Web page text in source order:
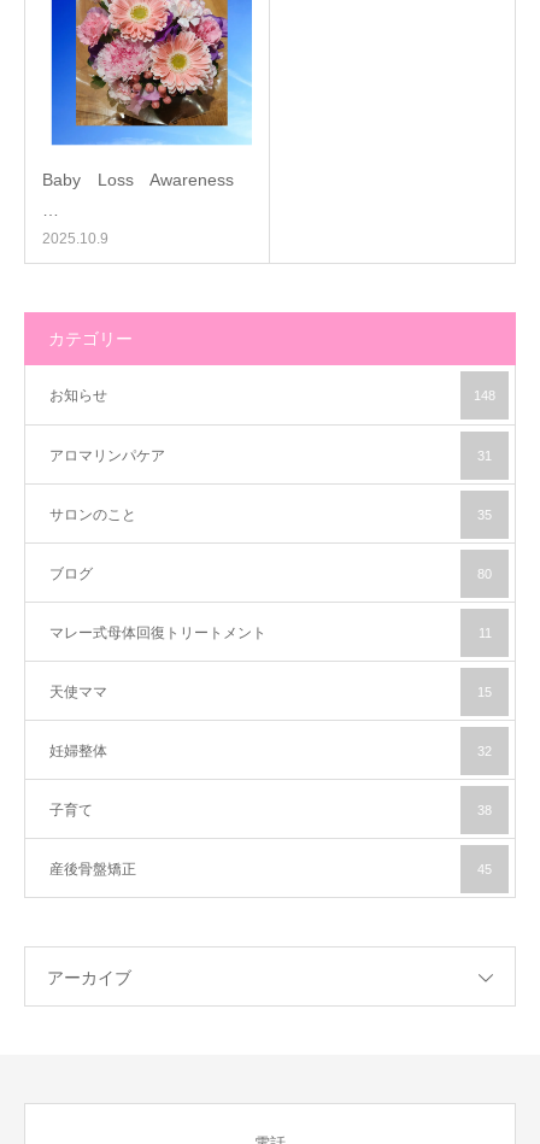
Baby Loss Awareness
2025.10.9
カテゴリー
お知らせ 148
アロマリンパケア 31
サロンのこと 35
ブログ 80
マレー式母体回復トリートメント 11
天使ママ 15
妊婦整体 32
子育て 38
産後骨盤矯正 45
アーカイブ